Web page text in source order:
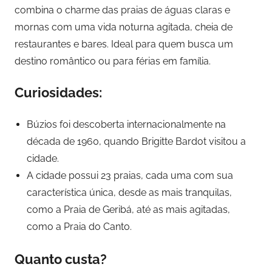
combina o charme das praias de águas claras e
mornas com uma vida noturna agitada, cheia de
restaurantes e bares. Ideal para quem busca um
destino romântico ou para férias em família.
Curiosidades:
Búzios foi descoberta internacionalmente na
década de 1960, quando Brigitte Bardot visitou a
cidade.
A cidade possui 23 praias, cada uma com sua
característica única, desde as mais tranquilas,
como a Praia de Geribá, até as mais agitadas,
como a Praia do Canto.
Quanto custa?